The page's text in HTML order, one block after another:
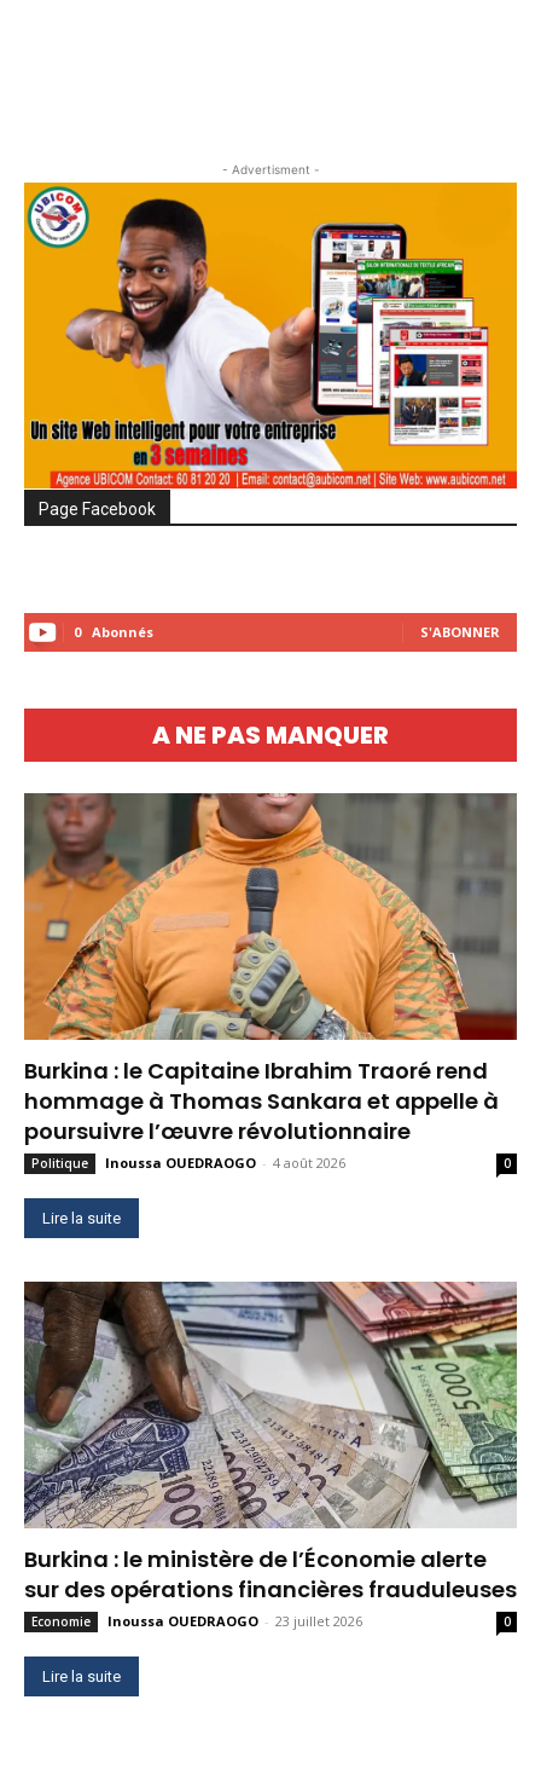
- Advertisment -
Page Facebook
0 Abonnés S'ABONNER
A NE PAS MANQUER
Burkina : le Capitaine Ibrahim Traoré rend
hommage à Thomas Sankara et appelle à
poursuivre l’œuvre révolutionnaire
Politique Inoussa OUEDRAOGO - 4 août 2026 0
Lire la suite
Burkina : le ministère de l’Économie alerte
sur des opérations financières frauduleuses
Economie Inoussa OUEDRAOGO - 23 juillet 2026 0
Lire la suite